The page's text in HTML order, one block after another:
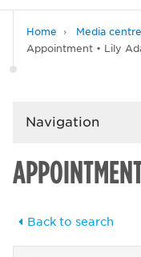
Home Media centre
Appointment • Lily
Navigation
Back to search